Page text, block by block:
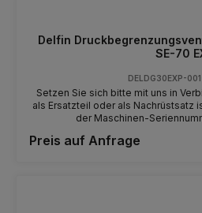
Delfin
SE-70
DELDG30EXP-
Setzen Sie sich bitte mit uns in
als Ersatzteil oder als Nachrüstsatz
der Maschinen-
Preis auf Anfrage